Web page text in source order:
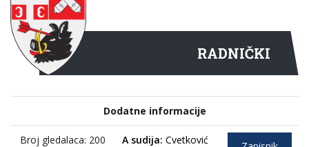
RADNIČKI
Dodatne informacije
Broj gledalaca: 200 A sudija: Cvetković